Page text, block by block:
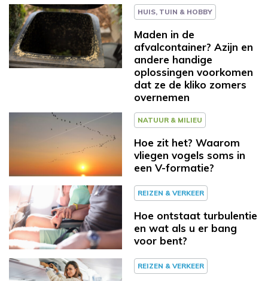
HUIS, TUIN & HOBBY
Maden in de
afvalcontainer? Azijn en
andere handige
oplossingen voorkomen
dat ze de kliko zomers
overnemen
NATUUR & MILIEU
Hoe zit het? Waarom
vliegen vogels soms in
een V-formatie?
REIZEN & VERKEER
Hoe ontstaat turbulentie
en wat als u er bang
voor bent?
REIZEN & VERKEER